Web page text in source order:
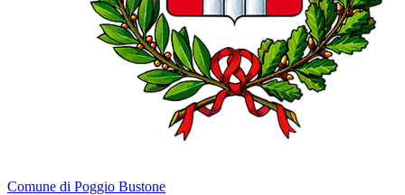
Comune di Poggio Bustone